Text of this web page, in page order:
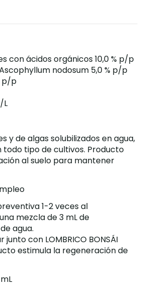
con ácidos orgánicos 10,0 % p/p
nodosum 5,0 % p/p
p/p
L
y de algas solubilizados en agua,
tipo de cultivos. Producto
al suelo para mantener
1-2 veces al
mezcla de 3 mL de
agua.
con LOMBRICO BONSÁI
estimula la regeneración de